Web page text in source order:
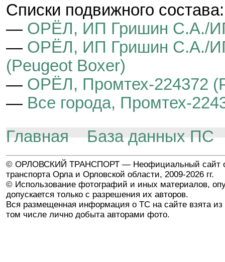
Cписки подвижного состава:
— ОРЁЛ, ИП Гришин С.А./
— ОРЁЛ, ИП Гришин С.А./
(Peugeot Boxer)
— ОРЁЛ, Промтех-224372
— Все города, Промтех-
Главная
База данных ПС
© ОРЛОВСКИЙ ТРАНСПОРТ — Неофициальный сайт
транспорта Орла и Орловской области, 2009-2026 гг.
© Использование фотографий и иных материалов,
допускается только с разрешения их авторов.
Вся размещенная информация о ТС на сайте взята из
том числе лично добыта авторами фото.